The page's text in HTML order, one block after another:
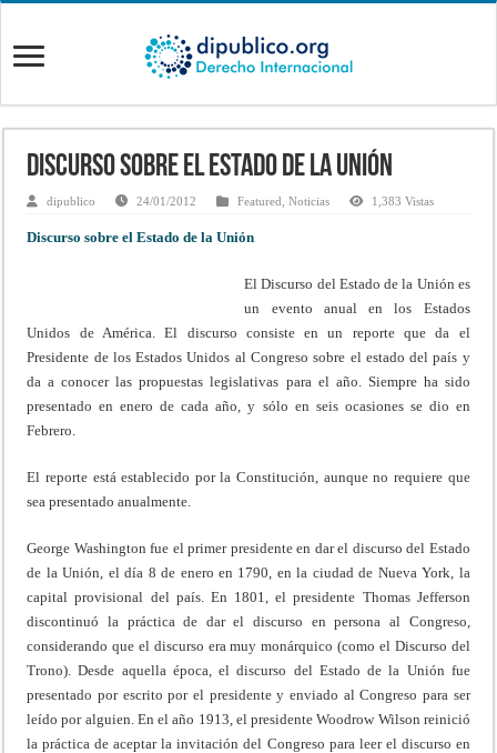
Discurso sobre el Estado de la Unión
dipublico 24/01/2012 Featured ,Noticias 1,383 Vistas
Discurso sobre el Estado de la Unión
El Discurso del Estado de la Unión es
un evento anual en los Estados
Unidos de América. El discurso consiste en un reporte que da el
Presidente de los Estados Unidos al Congreso sobre el estado del país y
da a conocer las propuestas legislativas para el año. Siempre ha sido
presentado en enero de cada año, y sólo en seis ocasiones se dio en
Febrero.
El reporte está establecido por la Constitución, aunque no requiere que
sea presentado anualmente.
George Washington fue el primer presidente en dar el discurso del Estado
de la Unión, el día 8 de enero en 1790, en la ciudad de Nueva York, la
capital provisional del país. En 1801, el presidente Thomas Jefferson
discontinuó la práctica de dar el discurso en persona al Congreso,
considerando que el discurso era muy monárquico (como el Discurso del
Trono). Desde aquella época, el discurso del Estado de la Unión fue
presentado por escrito por el presidente y enviado al Congreso para ser
leído por alguien. En el año 1913, el presidente Woodrow Wilson reinició
la práctica de aceptar la invitación del Congreso para leer el discurso en